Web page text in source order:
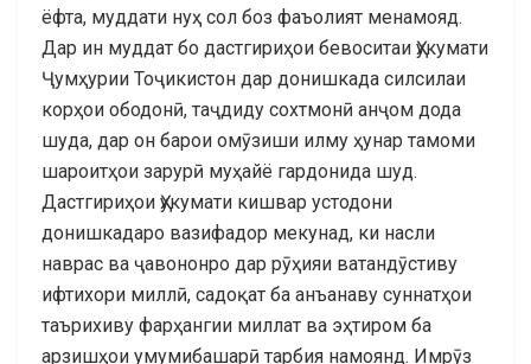
ёфта, муддати нуҳ сол боз фаъолият менамояд.
Дар ин муддат бо дастгириҳои бевоситаи Ҳукумати
Ҷумҳурии Тоҷикистон дар донишкада силсилаи
корҳои ободонӣ, таҷдиду сохтмонӣ анҷом дода
шуда, дар он барои омӯзиши илму ҳунар тамоми
шароитҳои зарурӣ муҳайё гардонида шуд.
Дастгириҳои Ҳукумати кишвар устодони
донишкадаро вазифадор мекунад, ки насли
наврас ва ҷавононро дар рӯҳияи ватандӯстиву
ифтихори миллӣ, садоқат ба анъанаву суннатҳои
таърихиву фарҳангии миллат ва эҳтиром ба
арзишҳои умумибашарӣ тарбия намоянд. Имрӯз